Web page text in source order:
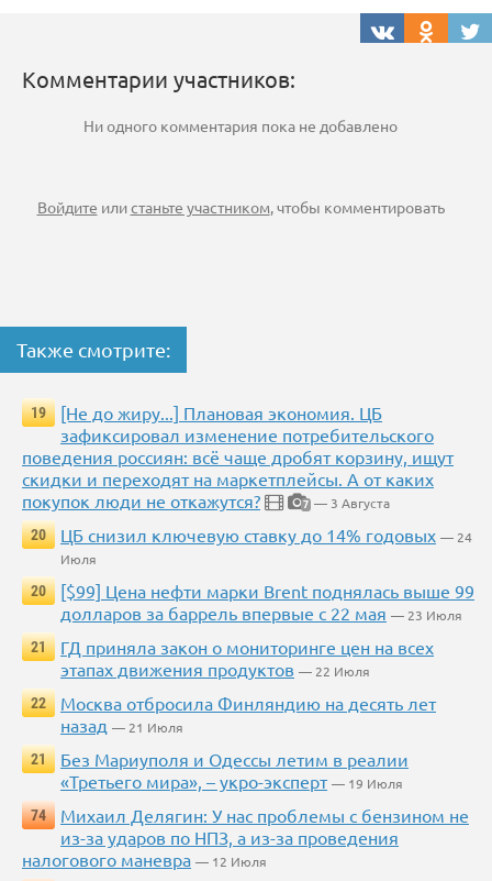
Комментарии участников:
Ни одного комментария пока не добавлено
Войдите илистаньте участником, чтобы комментировать
Также смотрите:
19
[Не до жиру...] Плановая экономия. ЦБ
зафиксировал изменение потребительского
поведения россиян: всё чаще дробят корзину, ищут
скидки и переходят на маркетплейсы. А от каких
покупок люди не откажутся?
7 — 3 Августа
20
ЦБ снизил ключевую ставку до 14% годовых — 24
Июля
20
[$99] Цена нефти марки Brent поднялась выше 99
долларов за баррель впервые с 22 мая — 23 Июля
21
ГД приняла закон о мониторинге цен на всех
этапах движения продуктов — 22 Июля
22
Москва отбросила Финляндию на десять лет
назад — 21 Июля
21
Без Мариуполя и Одессы летим в реалии
«Третьего мира», – укро-эксперт — 19 Июля
74
Михаил Делягин: У нас проблемы с бензином не
из-за ударов по НПЗ, а из-за проведения
налогового маневра — 12 Июля